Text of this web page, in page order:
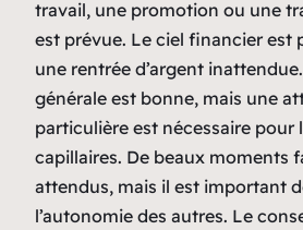
travail, une promotion ou une
est prévue. Le ciel financier est
une rentrée d’argent
générale est bonne, mais une
particulière est nécessaire pour
capillaires. De beaux moments
attendus, mais il est important
l’autonomie des autres. Le